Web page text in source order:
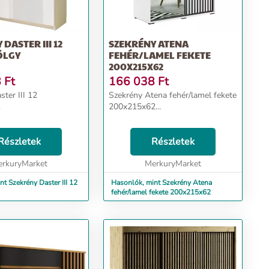
DASTER III 12
Ft
III 12
Szekrény Daster III 12
SZEKRÉNY ATENA
FEHÉR/LAMEL FEKETE
200X215X62
166 038 Ft
Szekrény Atena fehér/lamel fekete
200x215x62...
Részletek
MerkuryMarket
Hasonlók, mint Szekrény Atena
fehér/lamel fekete 200x215x62